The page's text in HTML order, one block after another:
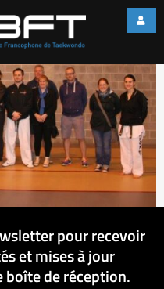
pour recevoir
et mises à jour
de réception.